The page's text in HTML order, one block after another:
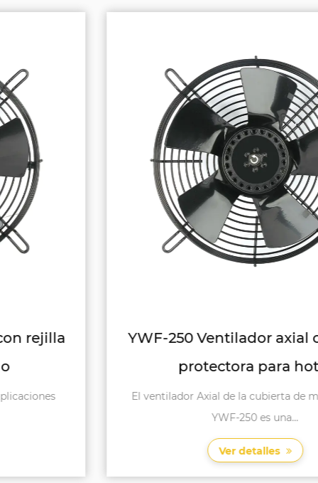
YWF-250 Ventilador axial con rejilla
protectora para hotel
El ventilador Axial de la cubierta de malla de hotel